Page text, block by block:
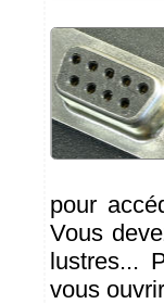
pour
Vous
lustres...
vous